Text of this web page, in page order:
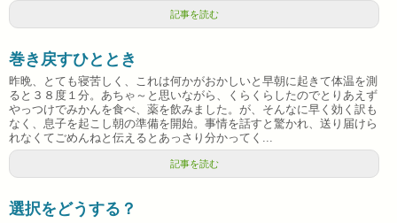
記事を読む
巻き戻すひととき
昨晩、とても寝苦しく、これは何かがおかしいと早朝に起きて体温を測
ると３８度１分。あちゃ～と思いながら、くらくらしたのでとりあえず
やっつけでみかんを食べ、薬を飲みました。が、そんなに早く効く訳も
なく、息子を起こし朝の準備を開始。事情を話すと驚かれ、送り届けら
れなくてごめんねと伝えるとあっさり分かってく...
記事を読む
選択をどうする？